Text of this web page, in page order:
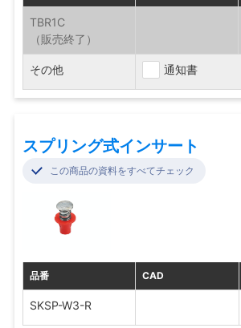
TBR1C
その他 通知書
スプリング式インサート
この商品の資料をすべてチェック
品番 CAD
SKSP-W3-R